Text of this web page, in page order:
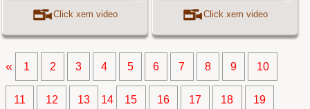
Click xem video Click xem video
« 1 2 3 4 5 6 7 8 9 10
11 12 13 14 15 16 17 18 19